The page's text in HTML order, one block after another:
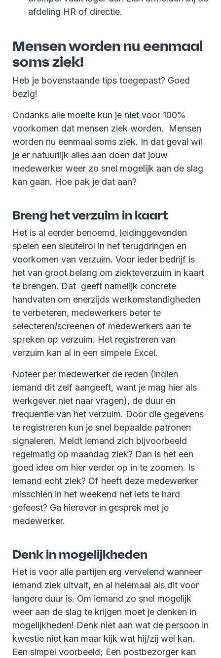
afdeling HR of directie.
Mensen worden nu eenmaal
soms ziek!
Heb je bovenstaande tips toegepast? Goed
bezig!
Ondanks alle moeite kun je niet voor 100%
voorkomen dat mensen ziek worden. Mensen
worden nu eenmaal soms ziek. In dat geval wil
je er natuurlijk alles aan doen dat jouw
medewerker weer zo snel mogelijk aan de slag
kan gaan. Hoe pak je dat aan?
Breng het verzuim in kaart
Het is al eerder benoemd, leidinggevenden
spelen een sleutelrol in het terugdringen en
voorkomen van verzuim. Voor ieder bedrijf is
het van groot belang om ziekteverzuim in kaart
te brengen. Dat geeft namelijk concrete
handvaten om enerzijds werkomstandigheden
te verbeteren, medewerkers beter te
selecteren/screenen of medewerkers aan te
spreken op verzuim. Het registreren van
verzuim kan al in een simpele Excel.
Noteer per medewerker de reden (indien
iemand dit zelf aangeeft, want je mag hier als
werkgever niet naar vragen), de duur en
frequentie van het verzuim. Door die gegevens
te registreren kun je snel bepaalde patronen
signaleren. Meldt iemand zich bijvoorbeeld
regelmatig op maandag ziek? Dan is het een
goed idee om hier verder op in te zoomen. Is
iemand echt ziek? Of heeft deze medewerker
misschien in het weekend net iets te hard
gefeest? Ga hierover in gesprek met je
medewerker.
Denk in mogelijkheden
Het is voor alle partijen erg vervelend wanneer
iemand ziek uitvalt, en al helemaal als dit voor
langere duur is. Om iemand zo snel mogelijk
weer aan de slag te krijgen moet je denken in
mogelijkheden! Denk niet aan wat de persoon in
kwestie niet kan maar kijk wat hij/zij wel kan.
Een simpel voorbeeld; Een postbezorger kan